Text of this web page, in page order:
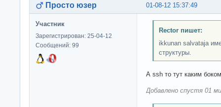
01-08-12 15:37:49
Просто юзер
Участник
Зарегистрирован: 25-04-12
Сообщений: 99
Rector пишет:
ikkunan salvataja
структуры.
А ssh то тут каким
Добавлено спустя 01